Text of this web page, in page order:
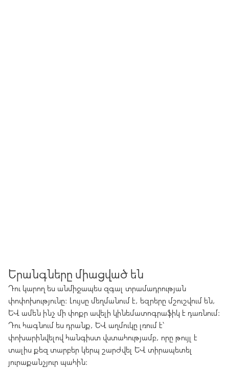
Երանգները միացված են
Դու կարող ես անմիջապես զգալ տրամադրության
փոփոխությունը։ Լույսը մեղմանում է, եզրերը մշուշվում են,
և ամեն ինչ մի փոքր ավելի կինեմատոգրաֆիկ է դառնում։
Դու հագնում ես դրանք, և աղմուկը լռում է՝
փոխարինվելով հանգիստ վստահությամբ, որը թույլ է
տալիս քեզ տարբեր կերպ շարժվել և տիրապետել
յուրաքանչյուր պահին։